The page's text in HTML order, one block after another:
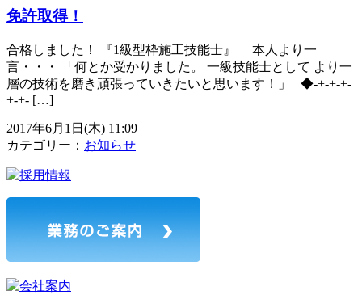
免許取得！
合格しました！ 『1級型枠施工技能士』 本人より一
言・・・ 「何とか受かりました。 一級技能士として より一
層の技術を磨き頑張っていきたいと思います！」 ◆-+-+-+-
+-+- […]
2017年6月1日(木) 11:09
カテゴリー： お知らせ